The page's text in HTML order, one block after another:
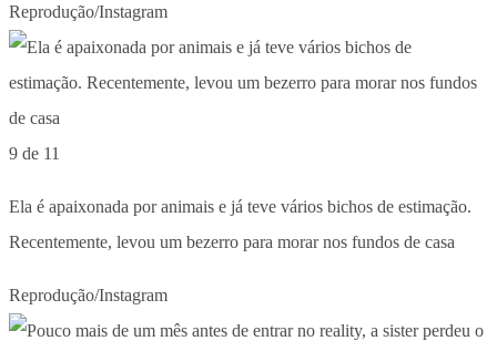
Reprodução/Instagram
9 de 11
Ela é apaixonada por animais e já teve vários bichos de estimação.
Recentemente, levou um bezerro para morar nos fundos de casa
Reprodução/Instagram